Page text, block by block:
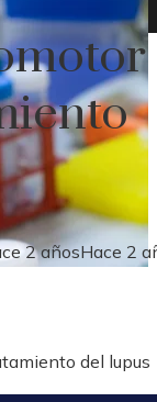
2 añosHace 2
del lupus